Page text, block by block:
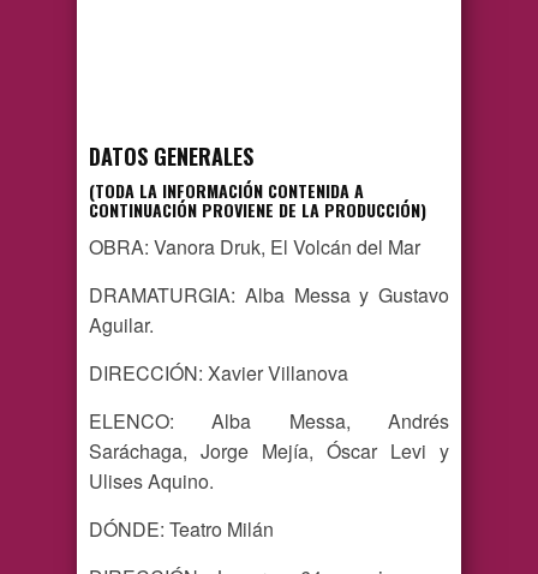
DATOS GENERALES
(TODA LA INFORMACIÓN CONTENIDA A
CONTINUACIÓN PROVIENE DE LA PRODUCCIÓN)
OBRA: Vanora Druk, El Volcán del Mar
DRAMATURGIA: Alba Messa y Gustavo
Aguilar.
DIRECCIÓN: Xavier Villanova
ELENCO: Alba Messa, Andrés
Saráchaga, Jorge Mejía, Óscar Levi y
Ulises Aquino.
DÓNDE: Teatro Milán